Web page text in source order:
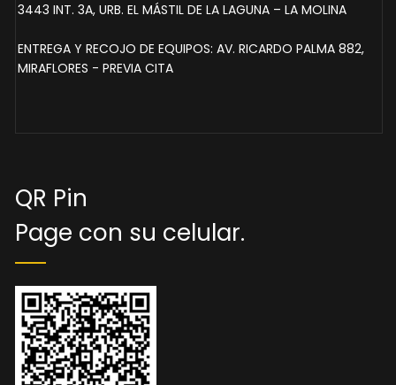
3443 INT. 3A, URB. EL MÁSTIL DE LA LAGUNA – LA MOLINA
ENTREGA Y RECOJO DE EQUIPOS: AV. RICARDO PALMA 882,
MIRAFLORES - PREVIA CITA
QR Pin
Page con su celular.